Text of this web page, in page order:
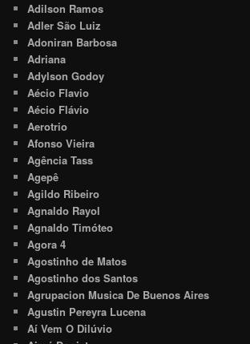
Adilson Ramos
Adler São Luiz
Adoniran Barbosa
Adriana
Adylson Godoy
Aécio Flavio
Aécio Flávio
Aerotrio
Afonso Vieira
Agência Tass
Agepê
Agildo Ribeiro
Agnaldo Rayol
Agnaldo Timóteo
Agora 4
Agostinho de Matos
Agostinho dos Santos
Agrupacion Musica De Buenos Aires
Agustin Pereyra Lucena
Aí Vem O Dilúvio